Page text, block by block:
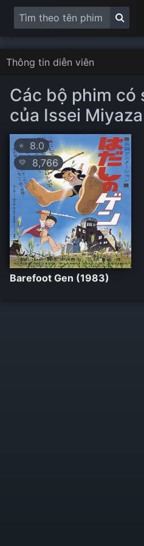
Thông tin diễn viên
Các bộ phim có
của Issei
⭐ 8.0
💛 8,766
Barefoot Gen (1983)